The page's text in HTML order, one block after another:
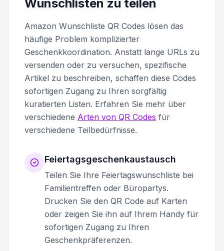
Wunschlisten zu teilen
Amazon Wunschliste QR Codes lösen das
häufige Problem komplizierter
Geschenkkoordination. Anstatt lange URLs zu
versenden oder zu versuchen, spezifische
Artikel zu beschreiben, schaffen diese Codes
sofortigen Zugang zu Ihren sorgfältig
kuratierten Listen. Erfahren Sie mehr über
verschiedene Arten von QR Codes für
verschiedene Teilbedürfnisse.
Feiertagsgeschenkaustausch
Teilen Sie Ihre Feiertagswunschliste bei
Familientreffen oder Büropartys.
Drucken Sie den QR Code auf Karten
oder zeigen Sie ihn auf Ihrem Handy für
sofortigen Zugang zu Ihren
Geschenkpräferenzen.